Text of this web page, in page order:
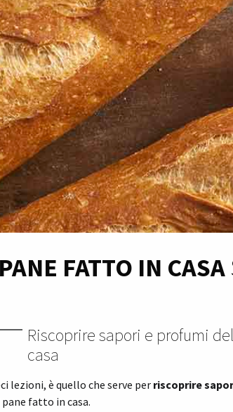
PANE FATTO IN CASA
Riscoprire sapori e profumi
casa
lezioni, è quello che serve per riscoprire
fatto in casa.